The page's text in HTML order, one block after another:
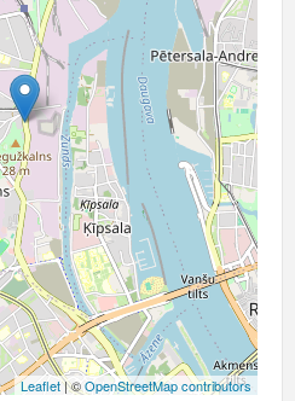
Leaflet| ©OpenStreetMap contributors